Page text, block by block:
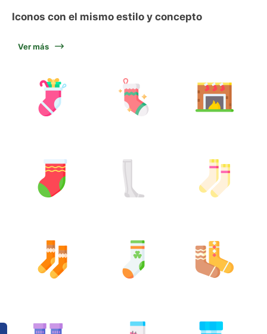
Iconos con el mismo estilo y concepto
Ver más